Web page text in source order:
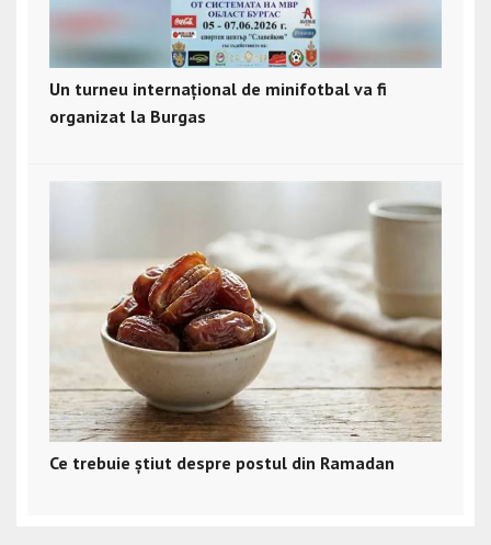
Un turneu internațional de minifotbal va fi
organizat la Burgas
Ce trebuie știut despre postul din Ramadan